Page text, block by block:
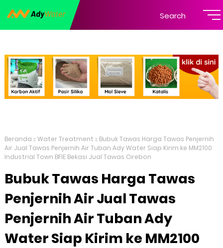
Search
Beranda Water Treatment
Bubuk Tawas Harga Tawas Penjernih
Air Jual Tawas Penjernih Air Tuban Ady Water Siap Kirim ke MM2100
Industrial Town BFIE Bekasi Jual Tawas Cirebon
Bubuk Tawas Harga Tawas
Penjernih Air Jual Tawas
Penjernih Air Tuban Ady
Water Siap Kirim ke MM2100